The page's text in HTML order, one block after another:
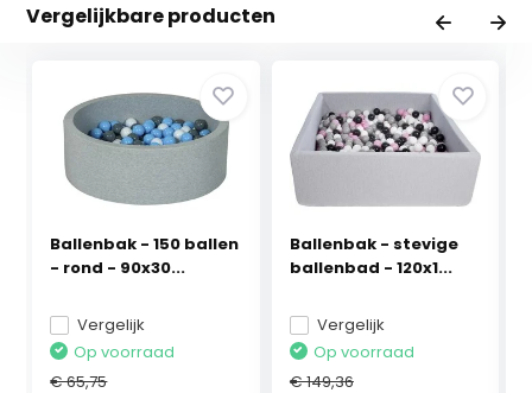
Vergelijkbare producten
Ballenbak - 150 ballen
- rond - 90x30...
Vergelijk
Op voorraad
€ 65,75
Ballenbak - stevige
ballenbad - 120x1...
Vergelijk
Op voorraad
€ 149,36